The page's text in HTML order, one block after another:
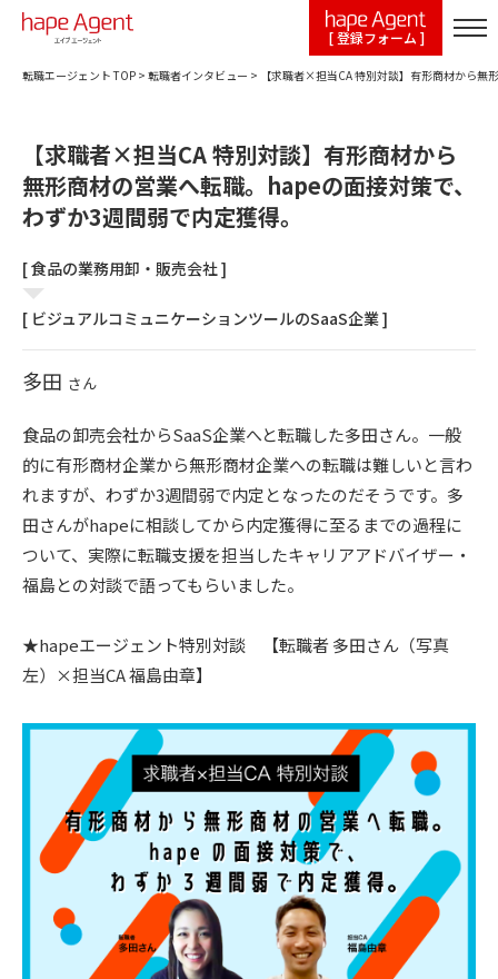
[ 登録フォーム ]
転職エージェント TOP > 転職者インタビュー > 【求職者×担当CA 特別対談】有形商材から
【求職者×担当CA 特別対談】有形商材から
無形商材の営業へ転職。hapeの面接対策で、
わずか3週間弱で内定獲得。
[ 食品の業務用卸・販売会社 ]
[ ビジュアルコミュニケーションツールのSaaS企業 ]
多田 さん
食品の卸売会社からSaaS企業へと転職した多田さん。一般
的に有形商材企業から無形商材企業への転職は難しいと言わ
れますが、わずか3週間弱で内定となったのだそうです。多
田さんがhapeに相談してから内定獲得に至るまでの過程に
ついて、実際に転職支援を担当したキャリアアドバイザー・
福島との対談で語ってもらいました。
★hapeエージェント特別対談 【転職者 多田さん（写真
左）×担当CA 福島由章】